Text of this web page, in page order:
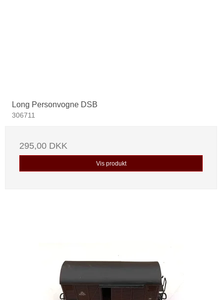
Long Personvogne DSB
306711
295,00 DKK
Vis produkt